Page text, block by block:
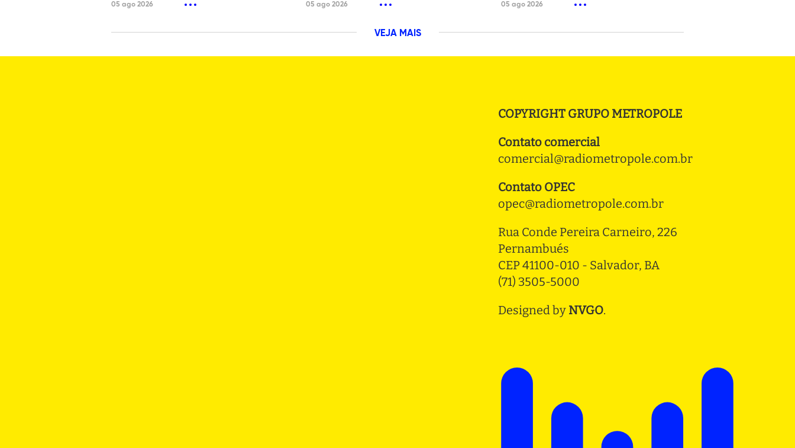
05 ago 2026 05 ago 2026 05 ago 2026
VEJA MAIS
COPYRIGHT GRUPO METROPOLE
Contato comercial
comercial@radiometropole.com.br
Contato OPEC
opec@radiometropole.com.br
Rua Conde Pereira Carneiro, 226
Pernambués
CEP 41100-010 - Salvador, BA
(71) 3505-5000
Designed by NVGO.